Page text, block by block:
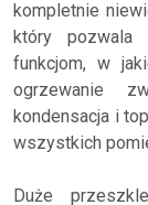
kompletnie
który pozwala
funkcjom, w
ogrzewanie
kondensacja i
wszystkich
Duże